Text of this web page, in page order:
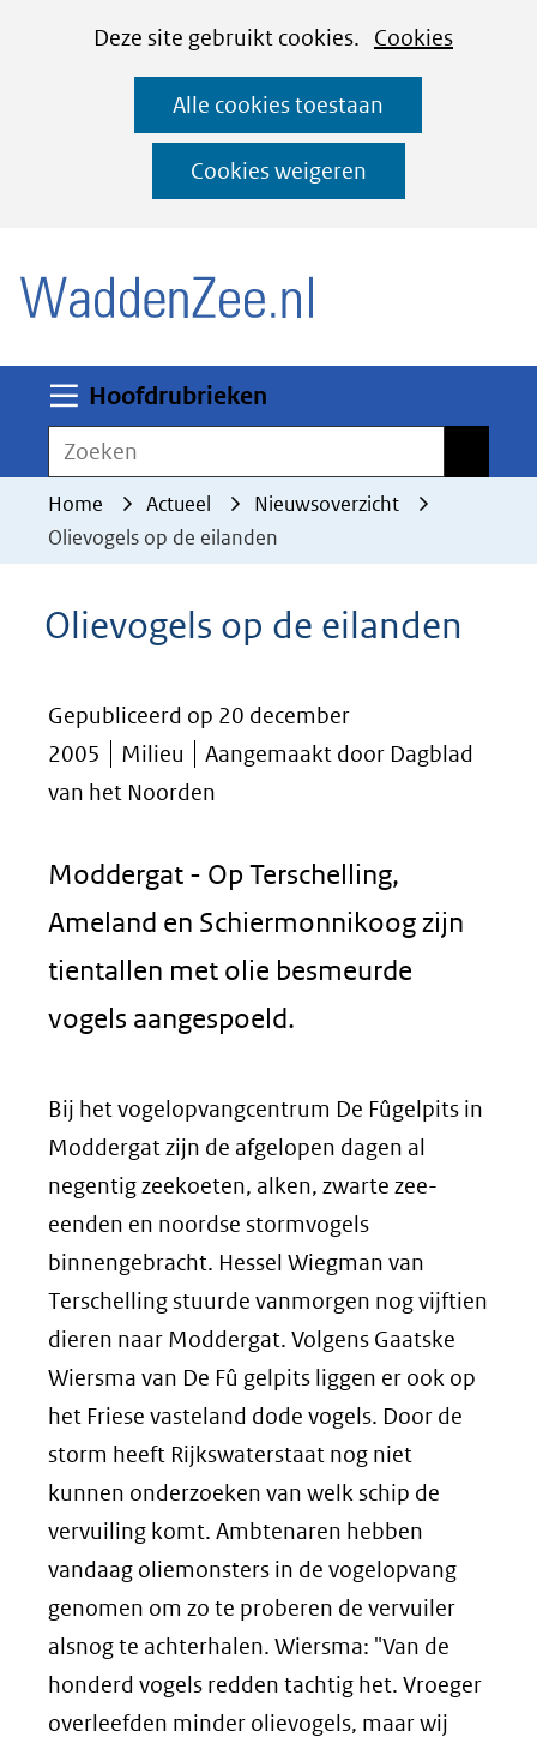
CookiesDeze site gebruikt cookies. Cookies
deze
worden
toegestaan
geweigerd.
Alle cookies toestaan
Cookies weigeren
Ga
naar
de
inhoud
Hoofdrubrieken
Zoeken
Home Actueel
Nieuwsoverzicht
Olievogels op de eilanden
Olievogels op de eilanden
Gepubliceerd op 20 december
2005
Milieu
Aangemaakt door Dagblad
van het Noorden
Moddergat - Op Terschelling,
Ameland en Schiermonnikoog zijn
tientallen met olie besmeurde
vogels aangespoeld.
Bij het vogelopvangcentrum De Fûgelpits in
Moddergat zijn de afgelopen dagen al
negentig zeekoeten, alken, zwarte zee-
eenden en noordse stormvogels
binnengebracht. Hessel Wiegman van
Terschelling stuurde vanmorgen nog vijftien
dieren naar Moddergat. Volgens Gaatske
Wiersma van De Fû gelpits liggen er ook op
het Friese vasteland dode vogels. Door de
storm heeft Rijkswaterstaat nog niet
kunnen onderzoeken van welk schip de
vervuiling komt. Ambtenaren hebben
vandaag oliemonsters in de vogelopvang
genomen om zo te proberen de vervuiler
alsnog te achterhalen. Wiersma: "Van de
honderd vogels redden tachtig het. Vroeger
overleefden minder olievogels, maar wij